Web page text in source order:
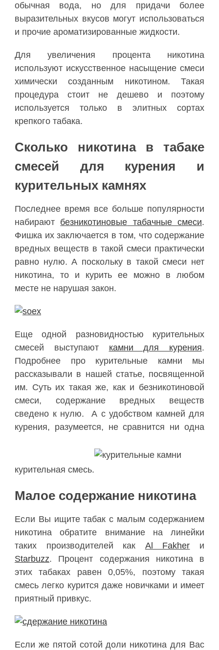
обычная вода, но для придачи более
выразительных вкусов могут использоваться
и прочие ароматизированные жидкости.
Для увеличения процента никотина
используют искусственное насыщение смеси
химически созданным никотином. Такая
процедура стоит не дешево и поэтому
используется только в элитных сортах
крепкого табака.
Сколько никотина в табаке
смесей для курения и
курительных камнях
Последнее время все больше популярности
набирают безникотиновые табачные смеси.
Фишка их заключается в том, что содержание
вредных веществ в такой смеси практически
равно нулю. А поскольку в такой смеси нет
никотина, то и курить ее можно в любом
месте не нарушая закон.
Еще одной разновидностью курительных
смесей выступают камни для курения.
Подробнее про курительные камни мы
рассказывали в нашей статье, посвященной
им. Суть их такая же, как и безникотиновой
смеси, содержание вредных веществ
сведено к нулю. А с удобством камней для
курения, разумеется, не сравнится ни одна
курительная смесь.
Малое содержание никотина
Если Вы ищите табак с малым содержанием
никотина обратите внимание на линейки
таких производителей как Al Fakher и
Starbuzz. Процент содержания никотина в
этих табаках равен 0,05%, поэтому такая
смесь легко курится даже новичками и имеет
приятный привкус.
Если же пятой сотой доли никотина для Вас